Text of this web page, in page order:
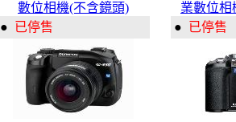
數位相機(不含鏡頭)
● 已停售
業數位相
● 已停售